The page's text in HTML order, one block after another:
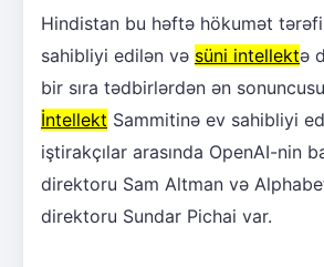
Hindistan bu həftə hökumət
sahibliyi edilən və süni intellektə
bir sıra tədbirlərdən ən
İntellekt Sammitinə ev sahibliyi
iştirakçılar arasında OpenAI-nin
direktoru Sam Altman və
direktoru Sundar Pichai var.